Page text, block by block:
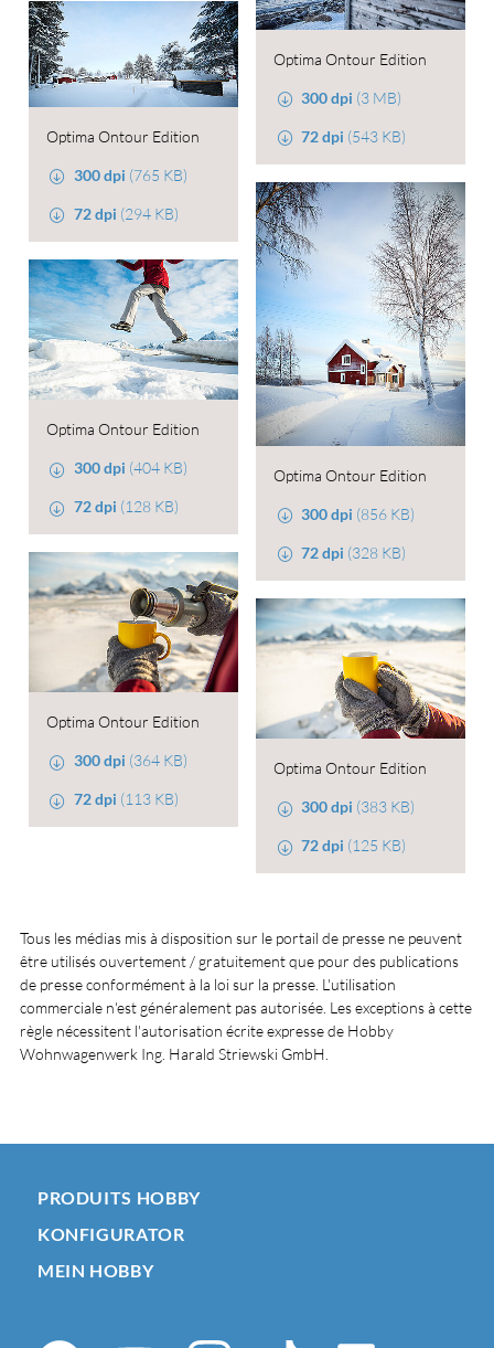
Optima Ontour Edition
300 dpi (3 MB)
72 dpi (543 KB)
Optima Ontour Edition
300 dpi (765 KB)
72 dpi (294 KB)
Optima Ontour Edition
300 dpi (856 KB)
72 dpi (328 KB)
Optima Ontour Edition
300 dpi (404 KB)
72 dpi (128 KB)
Optima Ontour Edition
300 dpi (364 KB)
72 dpi (113 KB)
Optima Ontour Edition
300 dpi (383 KB)
72 dpi (125 KB)
Tous les médias mis à disposition sur le portail de presse ne peuvent
être utilisés ouvertement / gratuitement que pour des publications
de presse conformément à la loi sur la presse. L'utilisation
commerciale n'est généralement pas autorisée. Les exceptions à cette
règle nécessitent l'autorisation écrite expresse de Hobby
Wohnwagenwerk Ing. Harald Striewski GmbH.
PRODUITS HOBBY
KONFIGURATOR
MEIN HOBBY